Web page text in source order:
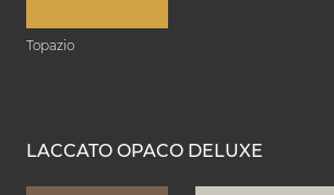
Topazio
LACCATO OPACO DELUXE